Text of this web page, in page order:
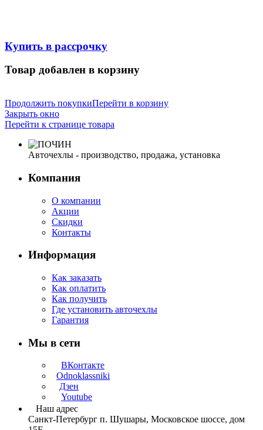
Купить в рассрочку
Товар добавлен в корзину
Продолжить покупкиПерейти в корзину
Закрыть окно
Перейти к странице товара
Авточехлы - производство, продажа, установка
Компания
О компании
Акции
Скидки
Контакты
Информация
Как заказать
Как оплатить
Как получить
Где установить авточехлы
Гарантия
Мы в сети
ВКонтакте
Odnoklassniki
Дзен
Youtube
Наш адрес
Санкт-Петербург п. Шушары, Московское шоссе, дом